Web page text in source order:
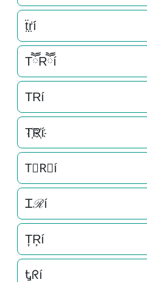
ẗ̤r̤̈í
TཽRཽí
TRí
T҉R҉í
T⃜R⃜í
Ꮖℛí
T͎R͎í
Ꮏᖇí